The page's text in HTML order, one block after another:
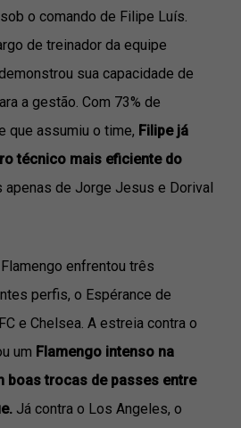
o comando de Filipe Luís.
de treinador da equipe
sua capacidade de
a gestão. Com 73% de
que assumiu o time, Filipe já
técnico mais eficiente do
apenas de Jorge Jesus e Dorival
enfrentou três
perfis, o Espérance de
e Chelsea. A estreia contra o
um Flamengo intenso na
boas trocas de passes entre
Já contra o Los Angeles, o